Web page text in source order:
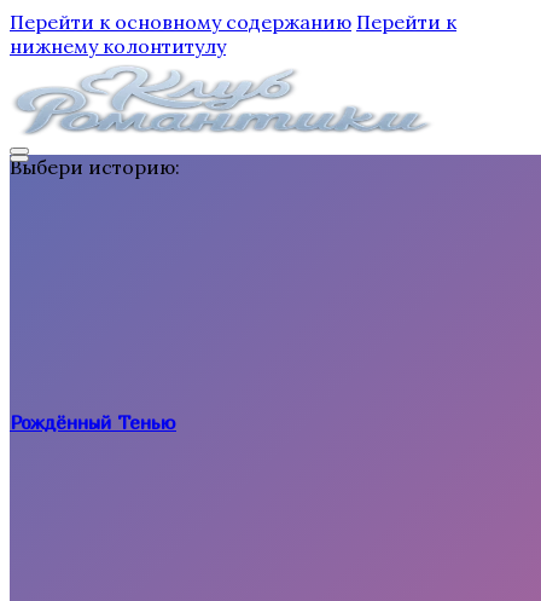
Перейти к основному содержанию Перейти к
нижнему колонтитулу
Выбери историю:
Рождённый Тенью